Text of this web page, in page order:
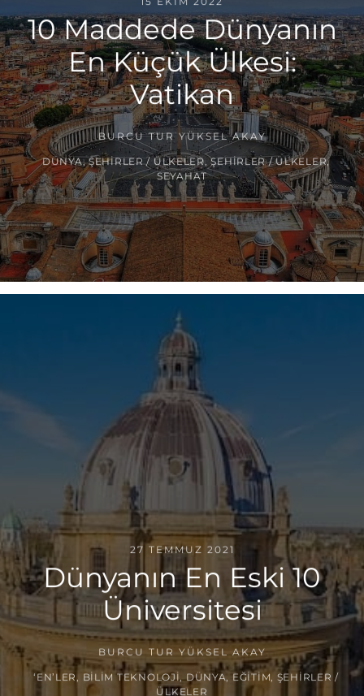
10 Maddede Dünyanın
En Küçük Ülkesi:
Vatikan
BURCU TUR YÜKSEL AKAY
DÜNYA,ŞEHIRLER / ÜLKELER,ŞEHIRLER / ÜLKELER,
SEYAHAT
27 TEMMUZ 2021
Dünyanın En Eski 10
Üniversitesi
BURCU TUR YÜKSEL AKAY
‘EN’LER , BILIM TEKNOLOJI DÜNYA, EĞITIM, ŞEHIRLER /
ÜLKELER